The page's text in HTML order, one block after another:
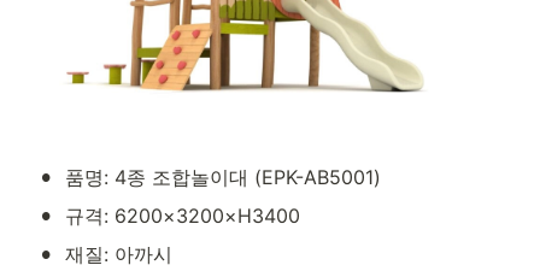
• 품명: 4종 조합놀이대 (EPK-AB5001)
• 규격: 6200×3200×H3400
• 재질: 아까시